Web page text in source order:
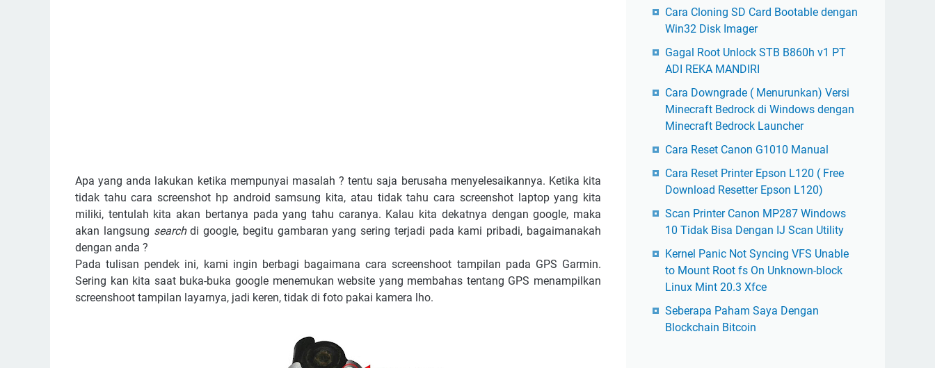
Apa yang anda lakukan ketika mempunyai masalah ? tentu saja berusaha menyelesaikannya. Ketika kita
tidak tahu cara screenshot hp android samsung kita, atau tidak tahu cara screenshot laptop yang kita
miliki, tentulah kita akan bertanya pada yang tahu caranya. Kalau kita dekatnya dengan google, maka
akan langsung searchdi google, begitu gambaran yang sering terjadi pada kami pribadi, bagaimanakah
dengan anda ?
Pada tulisan pendek ini, kami ingin berbagi bagaimana cara screenshoot tampilan pada GPS Garmin.
Sering kan kita saat buka-buka google menemukan website yang membahas tentang GPS menampilkan
screenshoot tampilan layarnya, jadi keren, tidak di foto pakai kamera lho.
Cara Cloning SD Card Bootable dengan
Win32 Disk Imager
Gagal Root Unlock STB B860h v1 PT
ADI REKA MANDIRI
Cara Downgrade ( Menurunkan) Versi
Minecraft Bedrock di Windows dengan
Minecraft Bedrock Launcher
Cara Reset Canon G1010 Manual
Cara Reset Printer Epson L120 ( Free
Download Resetter Epson L120)
Scan Printer Canon MP287 Windows
10 Tidak Bisa Dengan IJ Scan Utility
Kernel Panic Not Syncing VFS Unable
to Mount Root fs On Unknown-block
Linux Mint 20.3 Xfce
Seberapa Paham Saya Dengan
Blockchain Bitcoin